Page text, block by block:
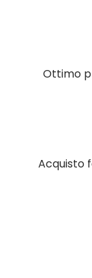
Ottimo
Acquisto